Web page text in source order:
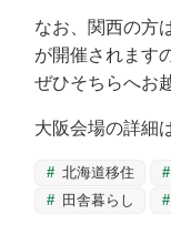
なお、関西の方
が開催されます
ぜひそちらへお
大阪会場の詳細
北海道移住
田舎暮らし